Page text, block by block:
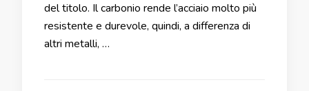
del titolo. Il carbonio rende l’acciaio molto più
resistente e durevole, quindi, a differenza di
altri metalli, …